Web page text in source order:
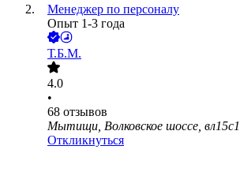
Менеджер по персоналу
Опыт 1-3 года
Т.Б.М.
4.0
•
68 отзывов
Мытищи, Волковское шоссе, вл15с1
Откликнуться